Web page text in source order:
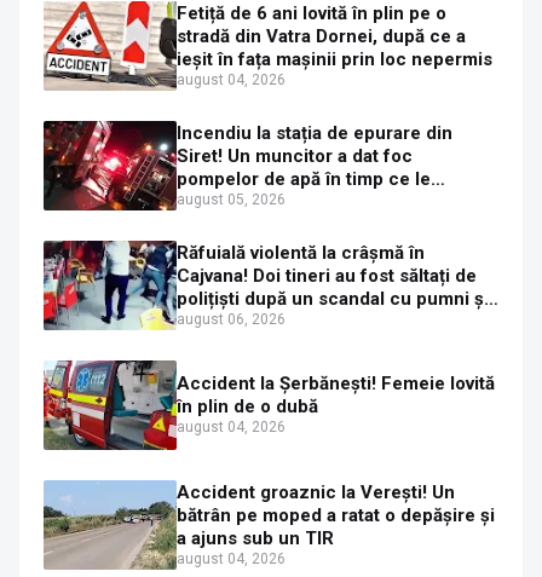
Fetiță de 6 ani lovită în plin pe o
stradă din Vatra Dornei, după ce a
ieșit în fața mașinii prin loc nepermis
august 04, 2026
Incendiu la stația de epurare din
Siret! Un muncitor a dat foc
pompelor de apă în timp ce le
alimenta cu combustibil
august 05, 2026
Răfuială violentă la crâșmă în
Cajvana! Doi tineri au fost săltați de
polițiști după un scandal cu pumni și
mașini distruse
august 06, 2026
Accident la Șerbănești! Femeie lovită
în plin de o dubă
august 04, 2026
Accident groaznic la Verești! Un
bătrân pe moped a ratat o depășire și
a ajuns sub un TIR
august 04, 2026